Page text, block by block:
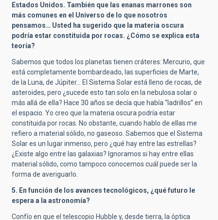
Estados Unidos. También que las enanas marrones son
más comunes en el Universo de lo que nosotros
pensamos… Usted ha sugerido que la materia oscura
podría estar constituida por rocas. ¿Cómo se explica esta
teoría?
Sabemos que todos los planetas tienen cráteres: Mercurio, que
está completamente bombardeado, las superficies de Marte,
de la Luna, de Júpiter… El Sistema Solar está lleno de rocas, de
asteroides, pero ¿sucede esto tan solo en la nebulosa solar o
más allá de ella? Hace 30 años se decía que había “ladrillos” en
el espacio. Yo creo que la materia oscura podría estar
constituida por rocas. No obstante, cuando hablo de ellas me
refiero a material sólido, no gaseoso. Sabemos que el Sistema
Solar es un lugar inmenso, pero ¿qué hay entre las estrellas?
¿Existe algo entre las galaxias? Ignoramos si hay entre ellas
material sólido, como tampoco conocemos cuál puede ser la
forma de averiguarlo.
5. En función de los avances tecnológicos, ¿qué futuro le
espera a la astronomía?
Confío en que el telescopio Hubble y, desde tierra, la óptica